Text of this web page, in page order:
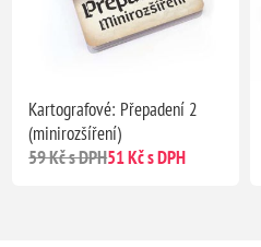
Kartografové: Přepadení 2
(minirozšíření)
59 Kč s DPH51 Kč s DPH